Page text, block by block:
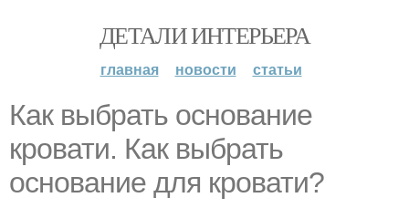
ДЕТАЛИ ИНТЕРЬЕРА
главная новости статьи
Как выбрать основание
кровати. Как выбрать
основание для кровати?